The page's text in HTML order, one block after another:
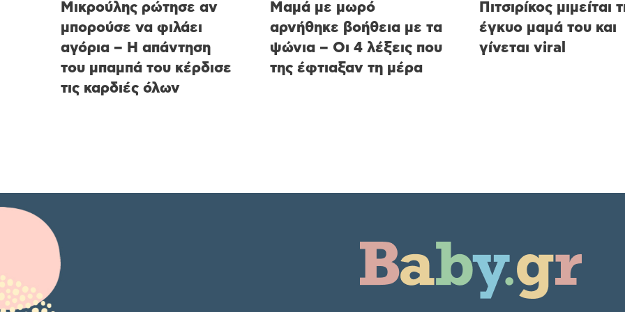
Μικρούλης ρώτησε αν
μπορούσε να φιλάει
αγόρια – Η απάντηση
του μπαμπά του κέρδισε
τις καρδιές όλων
Μαμά με μωρό
αρνήθηκε βοήθεια με τα
ψώνια – Οι 4 λέξεις που
της έφτιαξαν τη μέρα
Πιτσιρίκος μιμείται
έγκυο μαμά του και
γίνεται viral